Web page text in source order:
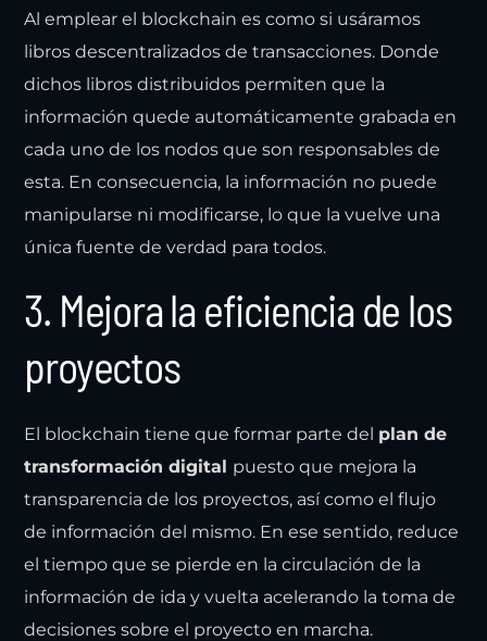
Al emplear el blockchain es como si usáramos
libros descentralizados de transacciones. Donde
dichos libros distribuidos permiten que la
información quede automáticamente grabada en
cada uno de los nodos que son responsables de
esta. En consecuencia, la información no puede
manipularse ni modificarse, lo que la vuelve una
única fuente de verdad para todos.
3. Mejora la eficiencia de los
proyectos
El blockchain tiene que formar parte del plan de
transformación digital puesto que mejora la
transparencia de los proyectos, así como el flujo
de información del mismo. En ese sentido, reduce
el tiempo que se pierde en la circulación de la
información de ida y vuelta acelerando la toma de
decisiones sobre el proyecto en marcha.